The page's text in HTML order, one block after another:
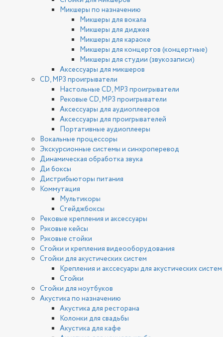
Микшеры по назначению
Микшеры для вокала
Микшеры для диджея
Микшеры для караоке
Микшеры для концертов (концертные)
Микшеры для студии (звукозаписи)
Аксессуары для микшеров
CD, MP3 проигрыватели
Настольные CD, MP3 проигрыватели
Рековые CD, MP3 проигрыватели
Аксессуары для аудиоплееров
Аксессуары для проигрывателей
Портативные аудиоплееры
Вокальные процессоры
Экскурсионные системы и синхроперевод
Динамическая обработка звука
Ди боксы
Дистрибьюторы питания
Коммутация
Мультикоры
Стейджбоксы
Рековые крепления и аксессуары
Рэковые кейсы
Рэковые стойки
Стойки и крепления видеооборудования
Стойки для акустических систем
Крепления и акссесуары для акустических систем
Стойки
Стойки для ноутбуков
Акустика по назначению
Акустика для ресторана
Колонки для свадьбы
Акустика для кафе